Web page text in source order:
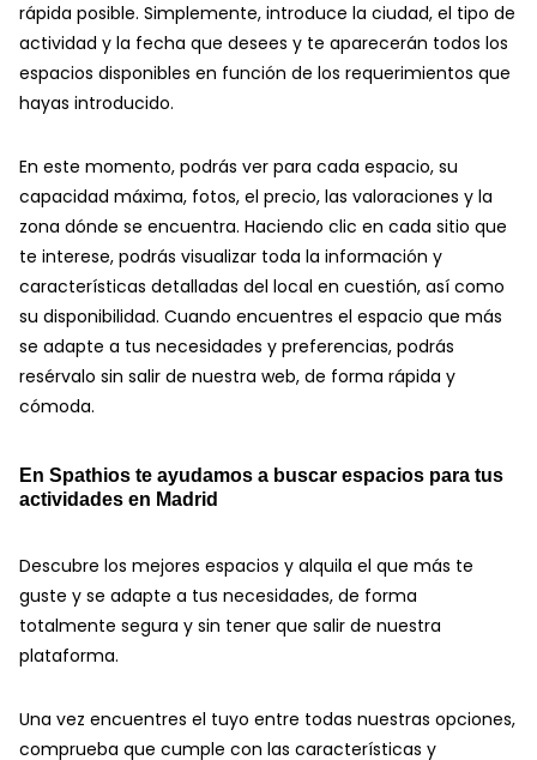
rápida posible. Simplemente, introduce la ciudad, el tipo de
actividad y la fecha que desees y te aparecerán todos los
espacios disponibles en función de los requerimientos que
hayas introducido.
En este momento, podrás ver para cada espacio, su
capacidad máxima, fotos, el precio, las valoraciones y la
zona dónde se encuentra. Haciendo clic en cada sitio que
te interese, podrás visualizar toda la información y
características detalladas del local en cuestión, así como
su disponibilidad. Cuando encuentres el espacio que más
se adapte a tus necesidades y preferencias, podrás
resérvalo sin salir de nuestra web, de forma rápida y
cómoda.
En Spathios te ayudamos a buscar espacios para tus
actividades en Madrid
Descubre los mejores espacios y alquila el que más te
guste y se adapte a tus necesidades, de forma
totalmente segura y sin tener que salir de nuestra
plataforma.
Una vez encuentres el tuyo entre todas nuestras opciones,
comprueba que cumple con las características y